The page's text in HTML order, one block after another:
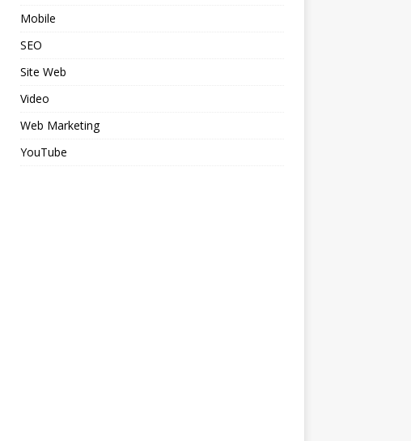
Mobile
SEO
Site Web
Video
Web Marketing
YouTube